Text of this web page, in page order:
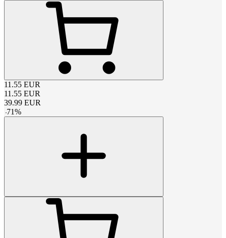
11.55 EUR
11.55 EUR
39.99 EUR
-71%